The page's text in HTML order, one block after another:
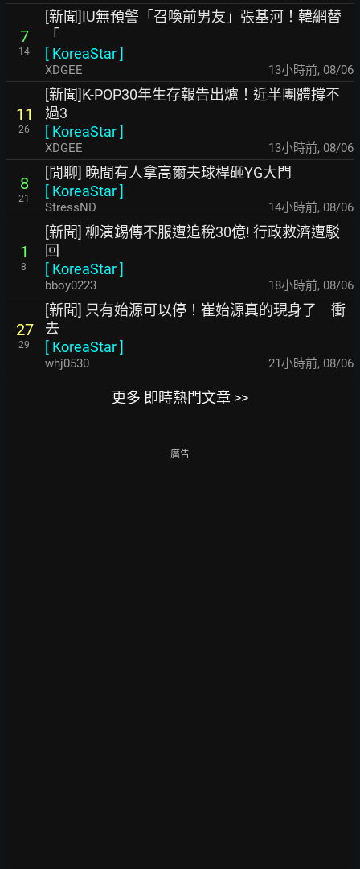
7
14
[新聞]IU無預警「召喚前男友」張基河！韓網替
「
[ KoreaStar]
XDGEE 13小時前, 08/06
11
26
[新聞]K-POP30年生存報告出爐！近半團體撐不
過3
[ KoreaStar]
XDGEE 13小時前, 08/06
8
21
[閒聊] 晚間有人拿高爾夫球桿砸YG大門
[ KoreaStar]
StressND 14小時前, 08/06
1
8
[新聞] 柳演錫傳不服遭追稅30億! 行政救濟遭駁
回
[ KoreaStar]
bboy0223 18小時前, 08/06
27
29
[新聞] 只有始源可以停！崔始源真的現身了 衝
去
[ KoreaStar]
whj0530 21小時前, 08/06
更多 即時熱門文章 >>
廣告